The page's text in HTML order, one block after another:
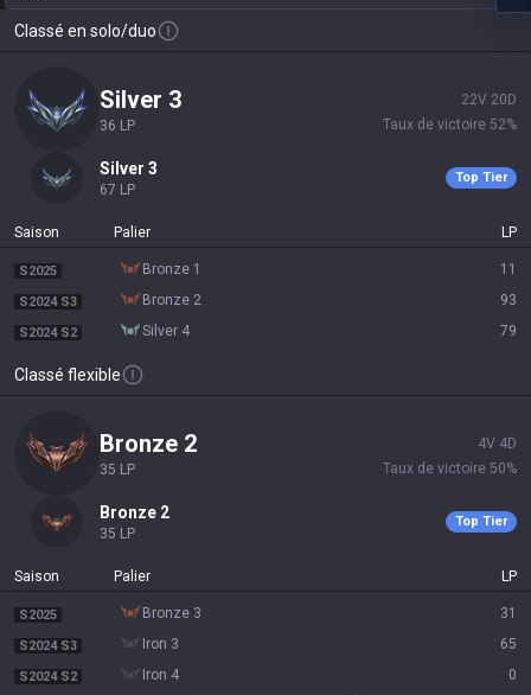
Classé en solo/duo
silver 3
36 LP
22V 20 D
Taux de victoire 52%
silver 3
67 LP
Top Tier
Saison Palier LP
S2025 bronze 1 11
S2024 S3 bronze 2 93
S2024 S2 silver 4 79
Classé flexible
bronze 2
35 LP
4V 4D
Taux de victoire 50%
bronze 2
35 LP
Top Tier
Saison Palier LP
S2025 bronze 3 31
S2024 S3 iron 3 65
S2024 S2 iron 4 0